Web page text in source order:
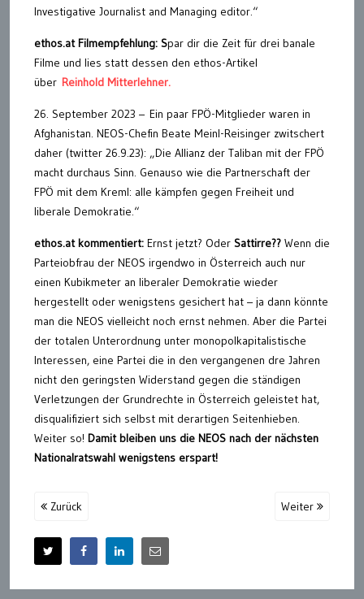
Investigative Journalist and Managing editor.“
ethos.at Filmempfehlung: Spar dir die Zeit für drei banale
Filme und lies statt dessen den ethos-Artikel
über Reinhold Mitterlehner.
26. September 2023 – Ein paar FPÖ-Mitglieder waren in
Afghanistan. NEOS-Chefin Beate Meinl-Reisinger zwitschert
daher (twitter 26.9.23): „Die Allianz der Taliban mit der FPÖ
macht durchaus Sinn. Genauso wie die Partnerschaft der
FPÖ mit dem Kreml: alle kämpfen gegen Freiheit und
liberale Demokratie.“
ethos.at kommentiert: Ernst jetzt? Oder Sattirre?? Wenn die
Parteiobfrau der NEOS irgendwo in Österreich auch nur
einen Kubikmeter an liberaler Demokratie wieder
hergestellt oder wenigstens gesichert hat – ja dann könnte
man die NEOS vielleicht noch ernst nehmen. Aber die Partei
der totalen Unterordnung unter monopolkapitalistische
Interessen, eine Partei die in den vergangenen dre Jahren
nicht den geringsten Widerstand gegen die ständigen
Verletzungen der Grundrechte in Österreich geleistet hat,
disqualifiziert sich selbst mit derartigen Seitenhieben.
Weiter so! Damit bleiben uns die NEOS nach der nächsten
Nationalratswahl wenigstens erspart!
Zurück Weiter